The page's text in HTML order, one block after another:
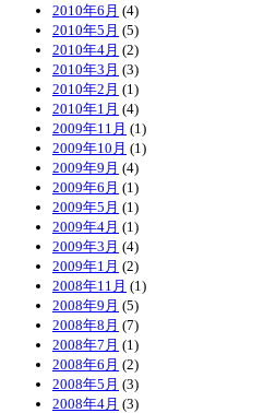
2010年6月 (4)
2010年5月 (5)
2010年4月 (2)
2010年3月 (3)
2010年2月 (1)
2010年1月 (4)
2009年11月 (1)
2009年10月 (1)
2009年9月 (4)
2009年6月 (1)
2009年5月 (1)
2009年4月 (1)
2009年3月 (4)
2009年1月 (2)
2008年11月 (1)
2008年9月 (5)
2008年8月 (7)
2008年7月 (1)
2008年6月 (2)
2008年5月 (3)
2008年4月 (3)